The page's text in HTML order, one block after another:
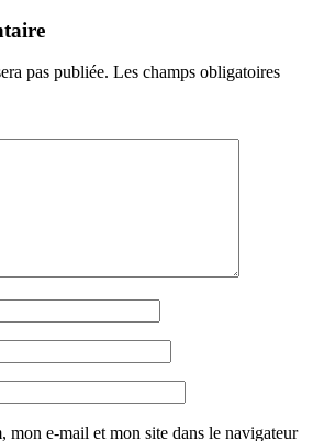
pas publiée. Les champs obligatoires
mon e-mail et mon site dans le navigateur